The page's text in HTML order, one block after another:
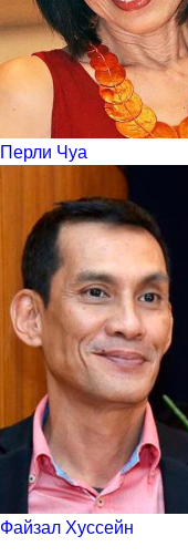
Перли Чуа
Файзал Хуссейн